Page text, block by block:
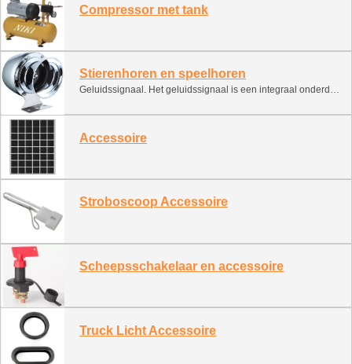
Compressor met tank
Stierenhoren en speelhoren
Accessoire
Stroboscoop Accessoire
Scheepsschakelaar en accessoire
Truck Licht Accessoire